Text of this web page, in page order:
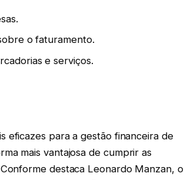
o faturamento.
e serviços.
eficazes para a gestão financeira de
mais vantajosa de cumprir as
destaca Leonardo Manzan, o